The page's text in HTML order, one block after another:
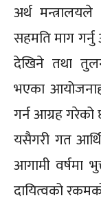
अर्थ
सहमति माग गर्नु
देखिने तथा
भएका
गर्न आग्रह गरेको
यसैगरी गत
आगामी वर्षमा
दायित्वको